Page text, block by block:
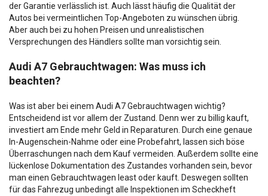
der Garantie verlässlich ist. Auch lässt häufig die Qualität der
Autos bei vermeintlichen Top-Angeboten zu wünschen übrig.
Aber auch bei zu hohen Preisen und unrealistischen
Versprechungen des Händlers sollte man vorsichtig sein.
Audi A7 Gebrauchtwagen: Was muss ich
beachten?
Was ist aber bei einem Audi A7 Gebrauchtwagen wichtig?
Entscheidend ist vor allem der Zustand. Denn wer zu billig kauft,
investiert am Ende mehr Geld in Reparaturen. Durch eine genaue
In-Augenschein-Nahme oder eine Probefahrt, lassen sich böse
Überraschungen nach dem Kauf vermeiden. Außerdem sollte eine
lückenlose Dokumentation des Zustandes vorhanden sein, bevor
man einen Gebrauchtwagen least oder kauft. Deswegen sollten
für das Fahrezug unbedingt alle Inspektionen im Scheckheft